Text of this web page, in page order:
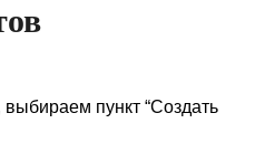
пункт “Создать